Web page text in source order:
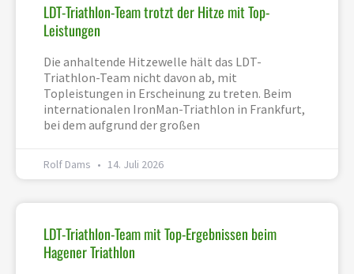
LDT-Triathlon-Team trotzt der Hitze mit Top-
Leistungen
Die anhaltende Hitzewelle hält das LDT-
Triathlon-Team nicht davon ab, mit
Topleistungen in Erscheinung zu treten. Beim
internationalen IronMan-Triathlon in Frankfurt,
bei dem aufgrund der großen
Rolf Dams 14. Juli 2026
LDT-Triathlon-Team mit Top-Ergebnissen beim
Hagener Triathlon